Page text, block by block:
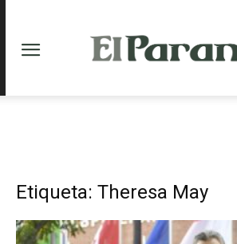
Etiqueta: Theresa May